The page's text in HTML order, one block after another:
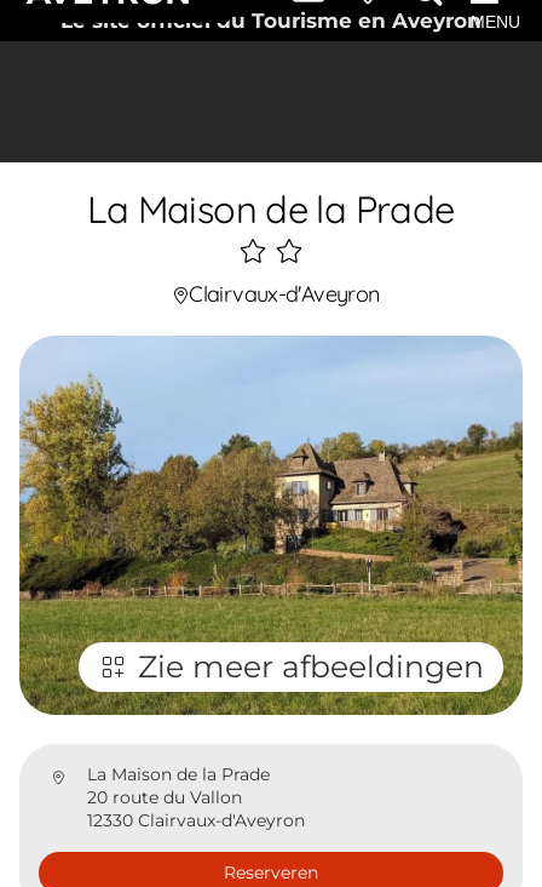
Le site officiel du Tourisme en AveyronMENU
La Maison de la Prade
2
étoiles
Clairvaux-d'Aveyron
Zie meer afbeeldingen
La Maison de la Prade
20 route du Vallon
12330 Clairvaux-d'Aveyron
Reserveren